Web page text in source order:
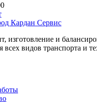
изготовление и
всех видов транспорта и